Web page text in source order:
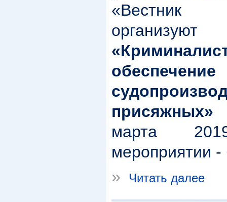
«Вестник
присяжных»
марта
мероприятии
»
Читать далее